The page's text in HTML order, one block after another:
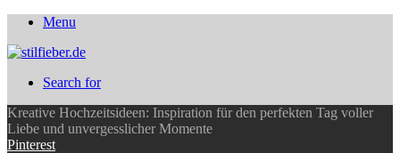
Menu
Search for
Kreative Hochzeitsideen: Inspiration für den perfekten Tag voller
Liebe und unvergesslicher Momente
Pinterest